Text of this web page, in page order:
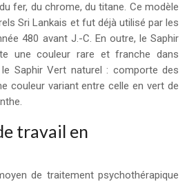
fer, du chrome, du titane. Ce modèle
Sri Lankais et fut déjà utilisé par les
480 avant J.-C. En outre, le Saphir
une couleur rare et franche dans
Saphir Vert naturel : comporte des
couleur variant entre celle en vert de
travail en
de traitement psychothérapique